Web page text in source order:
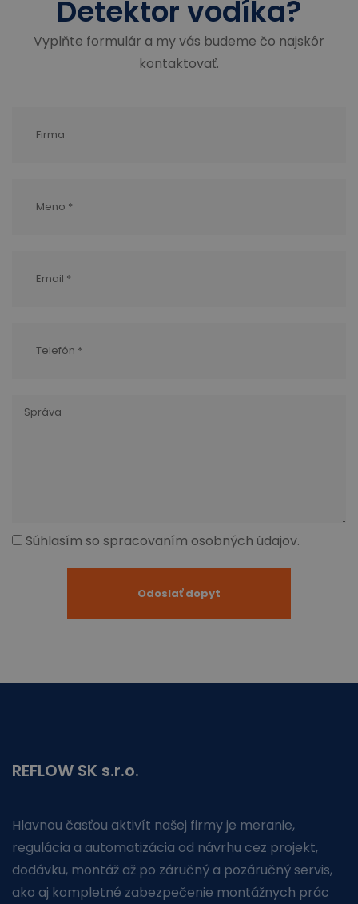
Detektor vodíka?
Vyplňte formulár a my vás budeme čo najskôr
kontaktovať.
Súhlasím so spracovaním osobných údajov.
REFLOW SK s.r.o.
Hlavnou časťou aktivít našej firmy je meranie,
regulácia a automatizácia od návrhu cez projekt,
dodávku, montáž až po záručný a pozáručný servis,
ako aj kompletné zabezpečenie montážnych prác